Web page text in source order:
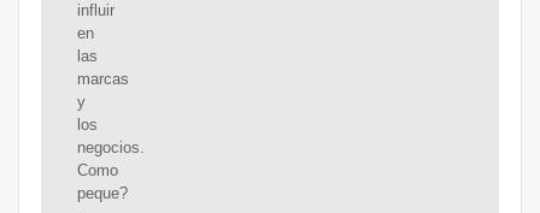
influir
en
las
marcas
y
los
negocios.
Como
peque?